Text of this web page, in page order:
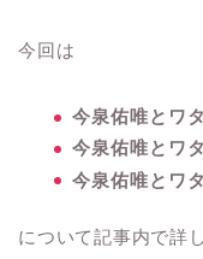
今回は
今泉佑唯とワ
今泉佑唯とワ
今泉佑唯とワ
について記事内で詳